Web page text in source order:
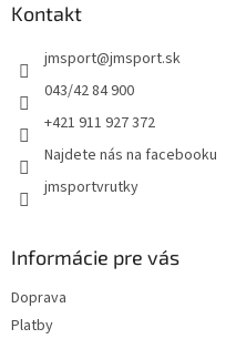
Kontakt
jmsport@jmsport.sk
043/42 84 900
+421 911 927 372
Najdete nás na facebooku
jmsportvrutky
Informácie pre vás
Doprava
Platby